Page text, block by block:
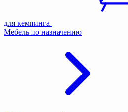
для кемпинга
Мебель по назначению